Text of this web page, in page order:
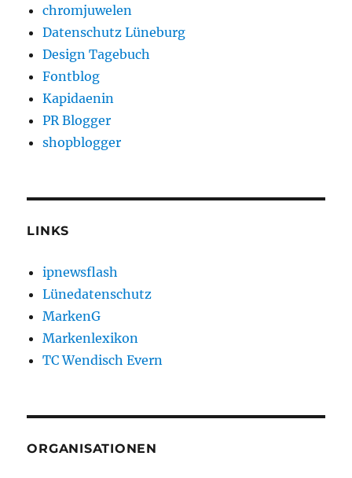
chromjuwelen
Datenschutz Lüneburg
Design Tagebuch
Fontblog
Kapidaenin
PR Blogger
shopblogger
LINKS
ipnewsflash
Lünedatenschutz
MarkenG
Markenlexikon
TC Wendisch Evern
ORGANISATIONEN